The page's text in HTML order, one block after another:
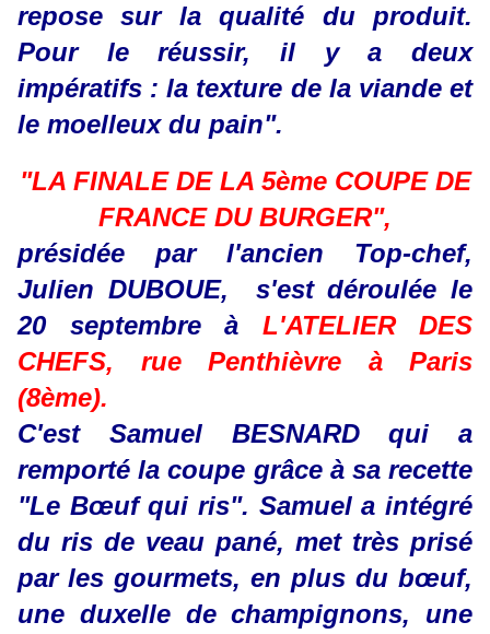
repose sur la qualité du produit.
Pour le réussir, il y a deux
impératifs : la texture de la viande et
le moelleux du pain".
"LA FINALE DE LA 5ème COUPE DE
FRANCE DU BURGER",
présidée par l'ancien Top-chef,
Julien DUBOUE, s'est déroulée le
20 septembre à L'ATELIER DES
CHEFS, rue Penthièvre à Paris
(8ème).
C'est Samuel BESNARD qui a
remporté la coupe grâce à sa recette
"Le Bœuf qui ris". Samuel a intégré
du ris de veau pané, met très prisé
par les gourmets, en plus du bœuf,
une duxelle de champignons, une